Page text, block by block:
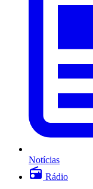
Notícias
Rádio